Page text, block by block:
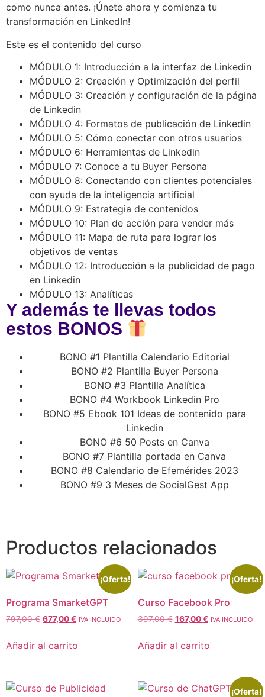
como nunca antes. ¡Únete ahora y comienza tu
transformación en LinkedIn!
Este es el contenido del curso
MÓDULO 1: Introducción a la interfaz de Linkedin
MÓDULO 2: Creación y Optimización del perfil
MÓDULO 3: Creación y configuración de la página
de Linkedin
MÓDULO 4: Formatos de publicación de Linkedin
MÓDULO 5: Cómo conectar con otros usuarios
MÓDULO 6: Herramientas de Linkedin
MÓDULO 7: Conoce a tu Buyer Persona
MÓDULO 8: Conectando con clientes potenciales
con ayuda de la inteligencia artificial
MÓDULO 9: Estrategia de contenidos
MÓDULO 10: Plan de acción para vender más
MÓDULO 11: Mapa de ruta para lograr los
objetivos de ventas
MÓDULO 12: Introducción a la publicidad de pago
en Linkedin
MÓDULO 13: Analíticas
Y además te llevas todos
estos BONOS
BONO #1 Plantilla Calendario Editorial
BONO #2 Plantilla Buyer Persona
BONO #3 Plantilla Analítica
BONO #4 Workbook Linkedin Pro
BONO #5 Ebook 101 Ideas de contenido para
Linkedin
BONO #6 50 Posts en Canva
BONO #7 Plantilla portada en Canva
BONO #8 Calendario de Efemérides 2023
BONO #9 3 Meses de SocialGest App
Productos relacionados
¡Oferta!
Programa SmarketGPT
797,00€ 677,00€ IVA INCLUIDO
Añadir al carrito
¡Oferta!
Curso Facebook Pro
397,00€ 167,00€ IVA INCLUIDO
Añadir al carrito
¡Oferta!